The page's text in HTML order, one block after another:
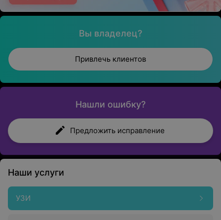
Вы владелец?
Привлечь клиентов
Нашли ошибку?
Предложить исправление
Наши услуги
УЗИ